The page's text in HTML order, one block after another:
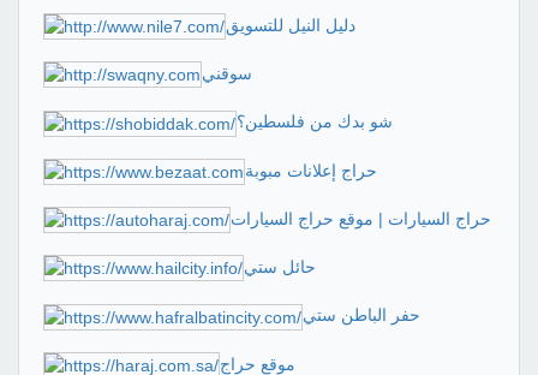
دليل النيل للتسويق
سوقني
شو بدك من فلسطين؟
حراج إعلانات مبوبة
حراج السيارات | موقع حراج السيارات
حائل ستي
حفر الباطن ستي
موقع حراج